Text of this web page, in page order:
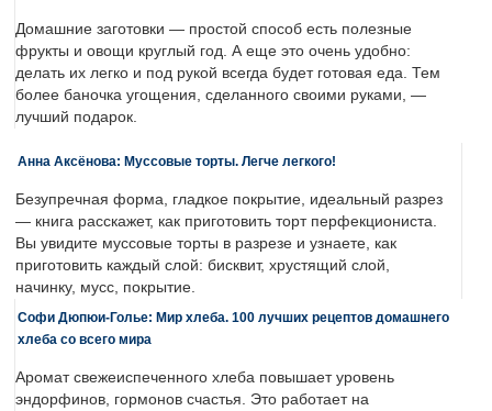
Домашние заготовки — простой способ есть полезные
фрукты и овощи круглый год. А еще это очень удобно:
делать их легко и под рукой всегда будет готовая еда. Тем
более баночка угощения, сделанного своими руками, —
лучший подарок.
Анна Аксёнова: Муссовые торты. Легче легкого!
Безупречная форма, гладкое покрытие, идеальный разрез
— книга расскажет, как приготовить торт перфекциониста.
Вы увидите муссовые торты в разрезе и узнаете, как
приготовить каждый слой: бисквит, хрустящий слой,
начинку, мусс, покрытие.
Софи Дюпюи-Голье: Мир хлеба. 100 лучших рецептов домашнего
хлеба со всего мира
Аромат свежеиспеченного хлеба повышает уровень
эндорфинов, гормонов счастья. Это работает на